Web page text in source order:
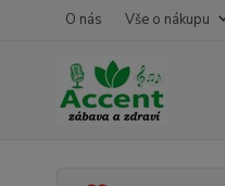
O nás Vše o nákupu